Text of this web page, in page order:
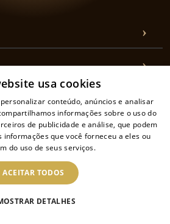
os direitos reservados.
usa cookies
conteúdo, anúncios e analisar
informações sobre o uso do
de publicidade e análise, que podem
informações que você forneceu a eles ou
do uso de seus serviços.
ACEITAR TODOS
DETALHES